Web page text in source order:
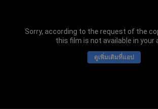
Sorry, according to the request of the
this film is not available in your
ดูเพิ่มเติมที่แอป